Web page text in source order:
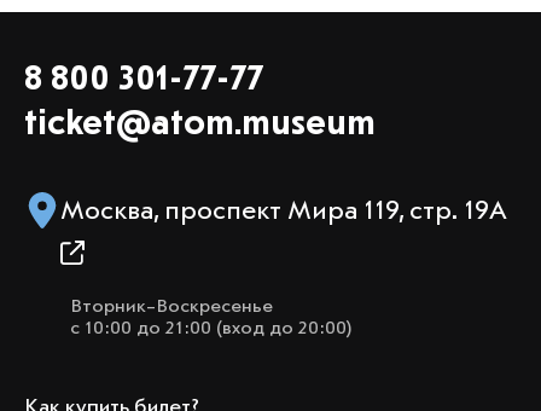
8 800 301-77-77
ticket@atom.museum
Москва, проспект Мира 119, стр. 19А
Вторник–Воскресенье
с 10:00 до 21:00 (вход до 20:00)